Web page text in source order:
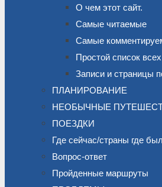
О чем этот сайт.
Самые читаемые
Самые
Простой список
Записи и страницы
ПЛАНИРОВАНИЕ
НЕОБЫЧНЫЕ
ПОЕЗДКИ
Где сейчас/страны где
Вопрос-ответ
Пройденные маршруты